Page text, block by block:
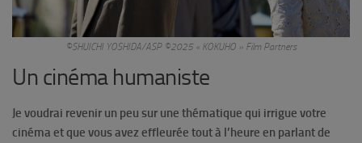
©SHUICHI YOSHIDA/ASP ©2025 « KOKUHO » Film Partners
Un cinéma humaniste
Je voudrai revenir un peu sur une thématique qui irrigue votre
cinéma et que vous avez effleurée tout à l’heure en parlant de